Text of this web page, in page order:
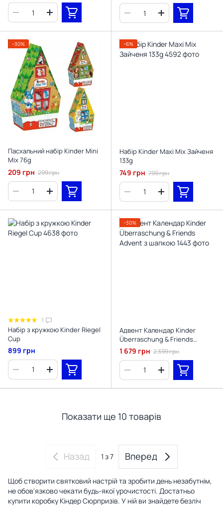
−30%
Пасхальний набір Kinder Mini
Mix 76g
209 грн 299 грн
−6%
Набір Kinder Maxi Mix Зайченя
133g
749 грн 799 грн
1
Набір з кружкою Kinder Riegel
Cup
899 грн
−30%
Адвент Календар Kinder
Überraschung & Friends
Advent з шапкою
1 679 грн 2 399 грн
Показати ще 10 товарів
Назад 1 з 7 Вперед
Щоб створити святковий настрій та зробити день незабутнім,
не обов'язково чекати будь-якої урочистості. Достатньо
купити коробку Кіндер Сюрпризів. У ній ви знайдете безліч